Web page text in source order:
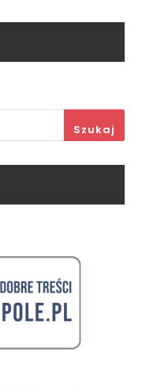
Szukaj